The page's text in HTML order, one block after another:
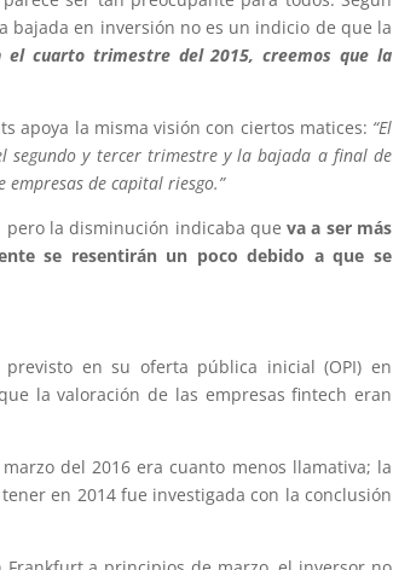
bajada en inversión no es un indicio de que la
el cuarto trimestre del 2015, creemos que la
apoya la misma visión con ciertos matices: “El
segundo y tercer trimestre y la bajada a final de
de capital riesgo.”
pero la disminución indicaba queva a ser más
se resentirán un poco debido a que se
en su oferta pública inicial (OPI) en
la valoración de las empresas fintech eran
del 2016 era cuanto menos llamativa; la
en 2014 fue investigada con la conclusión